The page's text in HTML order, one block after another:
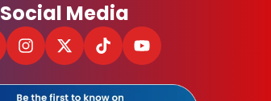
Social Media